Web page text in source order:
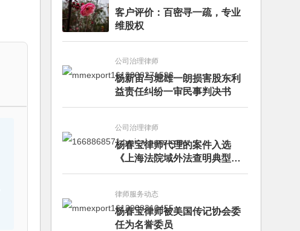
客户评价：百密寻一疏，专业
维股权
公司治理律师
杨新宙与堀雄一朗损害股东利
益责任纠纷一审民事判决书
公司治理律师
杨春宝律师代理的案件入选
《上海法院域外法查明典型案
例》
律师服务动态
杨春宝律师被美国传记协会委
任为名誉委员